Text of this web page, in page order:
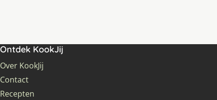
Ontdek KookJij
Over KookJij
Contact
Recepten